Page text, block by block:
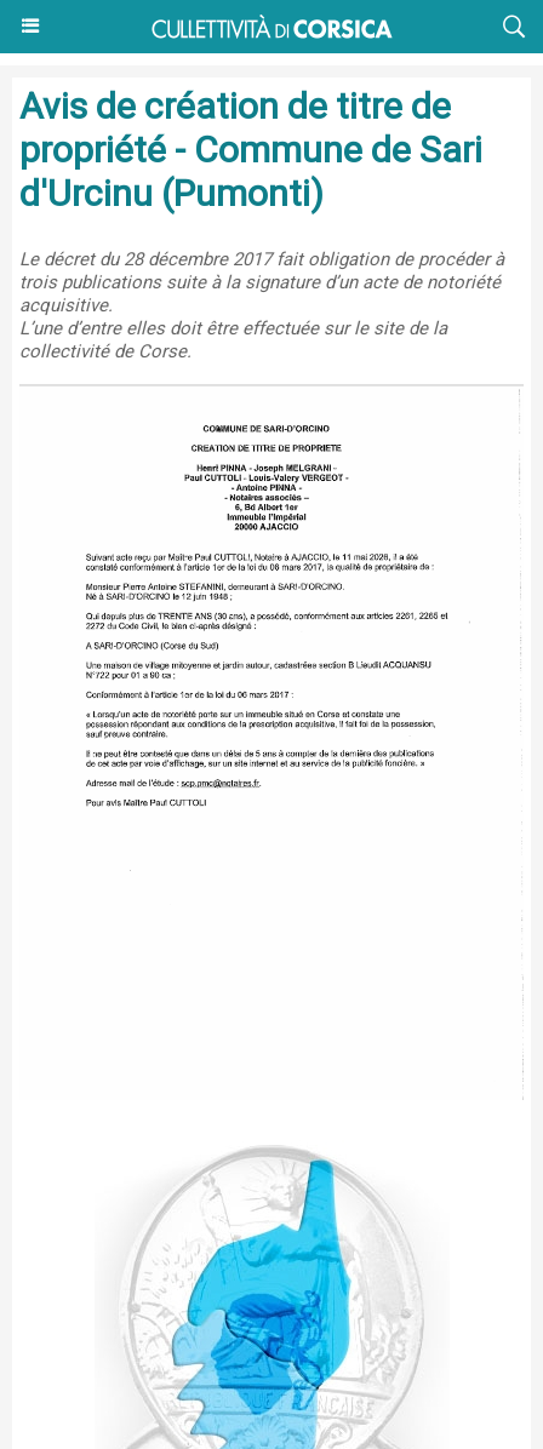
Avis de création de titre de
propriété - Commune de Sari
d'Urcinu (Pumonti)
Le décret du 28 décembre 2017 fait obligation de procéder à
trois publications suite à la signature d’un acte de notoriété
acquisitive.
L’une d’entre elles doit être effectuée sur le site de la
collectivité de Corse.